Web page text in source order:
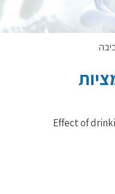
: Effect of